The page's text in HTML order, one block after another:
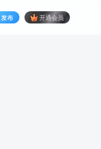
发布 开通会员